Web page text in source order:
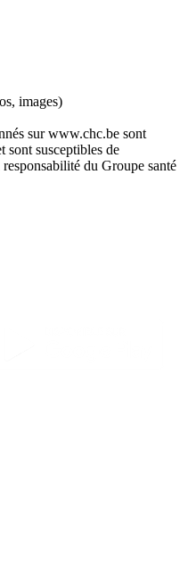
images)
sur www.chc.be sont
sont susceptibles de
du Groupe santé